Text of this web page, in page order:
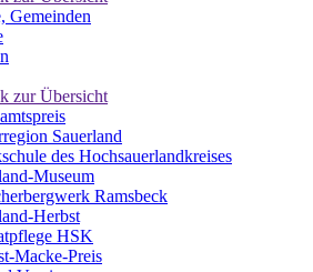
Gemeinden
zur Übersicht
Sauerland
des Hochsauerlandkreises
Museum
Ramsbeck
Herbst
HSK
Macke-Preis